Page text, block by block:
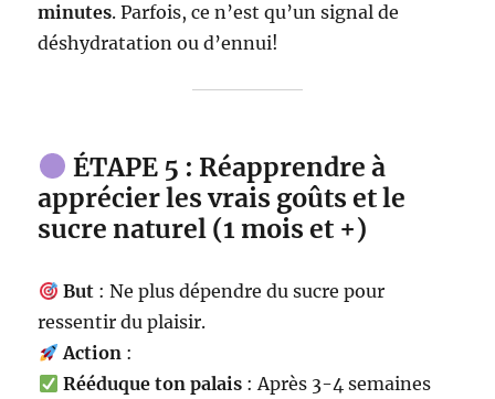
minutes. Parfois, ce n’est qu’un signal de
déshydratation ou d’ennui!
ÉTAPE 5 : Réapprendre à
apprécier les vrais goûts et le
sucre naturel (1 mois et +)
But: Ne plus dépendre du sucre pour
ressentir du plaisir.
Action:
Rééduque ton palais: Après 3-4 semaines